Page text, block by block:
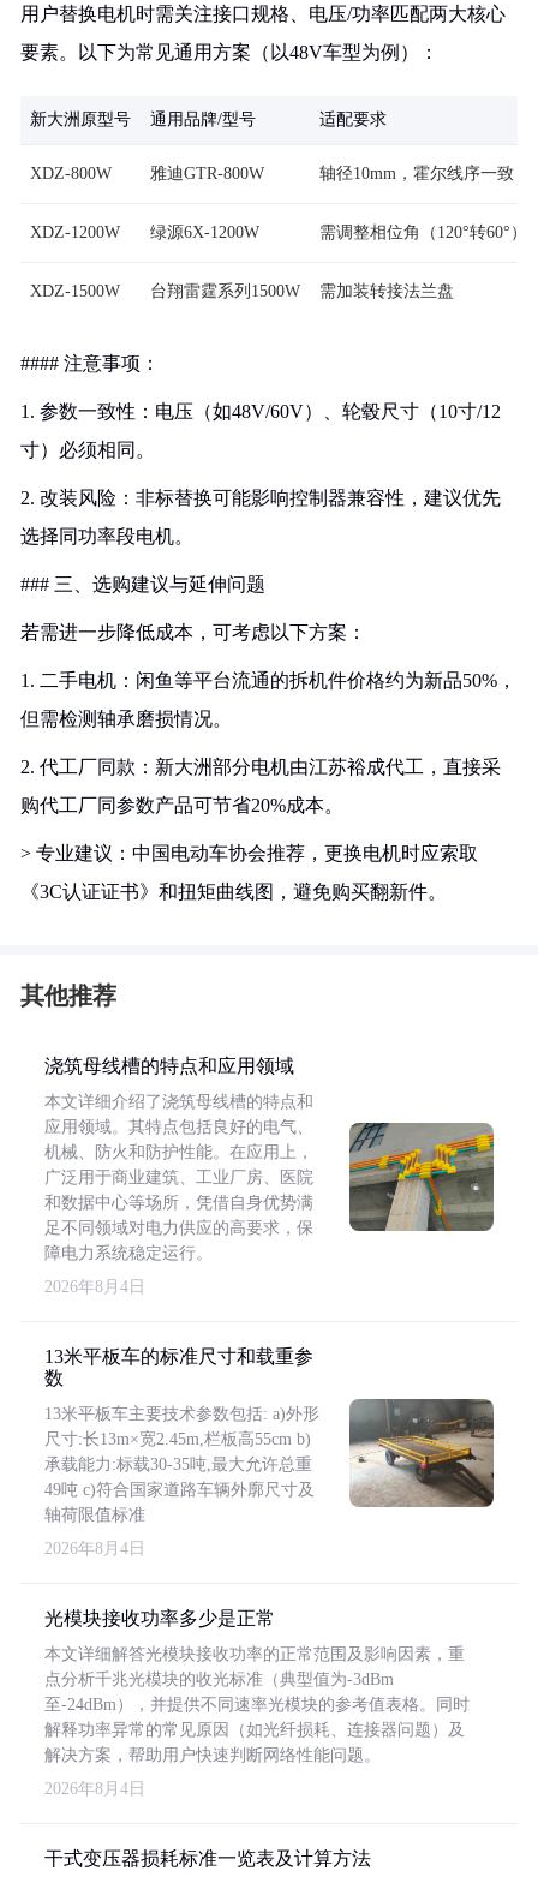
用户替换电机时需关注接口规格、电压/功率匹配两大核心
要素。以下为常见通用方案（以48V车型为例）：
新大洲原型号 通用品牌/型号 适配要求
XDZ-800W 雅迪GTR-800W 轴径10mm，霍尔线序一致
XDZ-1200W 绿源6X-1200W 需调整相位角（120°转60°）
XDZ-1500W 台翔雷霆系列1500W 需加装转接法兰盘
#### 注意事项：
1. 参数一致性：电压（如48V/60V）、轮毂尺寸（10寸/12
寸）必须相同。
2. 改装风险：非标替换可能影响控制器兼容性，建议优先
选择同功率段电机。
### 三、选购建议与延伸问题
若需进一步降低成本，可考虑以下方案：
1. 二手电机：闲鱼等平台流通的拆机件价格约为新品50%，
但需检测轴承磨损情况。
2. 代工厂同款：新大洲部分电机由江苏裕成代工，直接采
购代工厂同参数产品可节省20%成本。
> 专业建议：中国电动车协会推荐，更换电机时应索取
《3C认证证书》和扭矩曲线图，避免购买翻新件。
其他推荐
浇筑母线槽的特点和应用领域
本文详细介绍了浇筑母线槽的特点和
应用领域。其特点包括良好的电气、
机械、防火和防护性能。在应用上，
广泛用于商业建筑、工业厂房、医院
和数据中心等场所，凭借自身优势满
足不同领域对电力供应的高要求，保
障电力系统稳定运行。
2026年8月4日
13米平板车的标准尺寸和载重参
数
13米平板车主要技术参数包括: a)外形
尺寸:长13m×宽2.45m,栏板高55cm b)
承载能力:标载30-35吨,最大允许总重
49吨 c)符合国家道路车辆外廓尺寸及
轴荷限值标准
2026年8月4日
光模块接收功率多少是正常
本文详细解答光模块接收功率的正常范围及影响因素，重
点分析千兆光模块的收光标准（典型值为-3dBm
至-24dBm），并提供不同速率光模块的参考值表格。同时
解释功率异常的常见原因（如光纤损耗、连接器问题）及
解决方案，帮助用户快速判断网络性能问题。
2026年8月4日
干式变压器损耗标准一览表及计算方法